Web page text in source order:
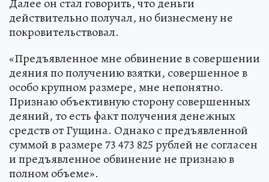
действительно получал, но бизнесмену не
покровительствовал.
«Предъявленное мне обвинение в совершении
деяния по получению взятки, совершенное в
особо крупном размере, мне непонятно.
Признаю объективную сторону совершенных
деяний, то есть факт получения денежных
средств от Гущина. Однако с предъявленной
суммой в размере 73 473 825 рублей не согласен
и предъявленное обвинение не признаю в
полном объеме».